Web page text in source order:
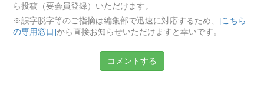
ら投稿（要会員登録）いただけます。
※誤字脱字等のご指摘は編集部で迅速に対応するため、
[こちら
の専用窓口]から直接お知らせいただけますと幸いです。
コメントする